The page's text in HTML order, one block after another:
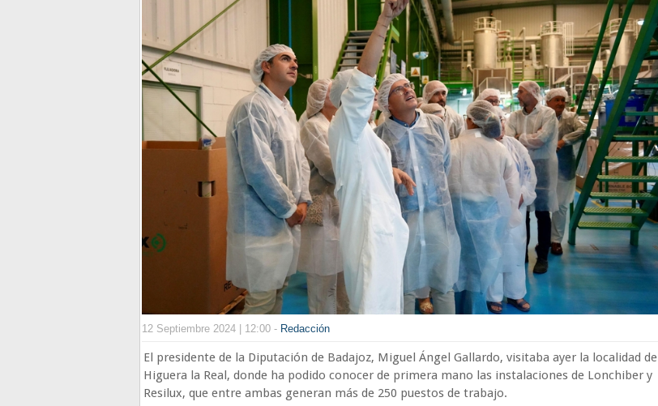
12 Septiembre 2024 | 12:00 - Redacción
El presidente de la Diputación de Badajoz, Miguel Ángel Gallardo, visitaba ayer la localidad de
Higuera la Real, donde ha podido conocer de primera mano las instalaciones de Lonchiber y
Resilux, que entre ambas generan más de 250 puestos de trabajo.